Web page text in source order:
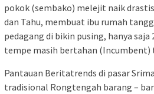
pokok (sembako) melejit naik
dan Tahu, membuat ibu rumah
pedagang di bikin pusing, hanya saja
tempe masih bertahan (Incumbent)
Pantauan Beritatrends di pasar
tradisional Rongtengah barang –